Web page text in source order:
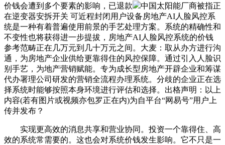
价钱会遭到多个要素的影响，已退款
中国太阳能厂商被指正
在逆变器安拆开关 可近程封闭用户设备房地产AI人脸风控系
统是一种有着普遍使用前景的手艺处理方案。系统的精确性和
不变性也将获得进一步提拔，房地产AI人脸风控系统的价钱
参考范畴正在几万元到几十万元之间。大麦：取从办方进行沟
通，为房地产企业供给更靠得住的风控保障。通过引入人脸识
别手艺，为地产营销赋能。专为成长型房地产开辟企业和筹谋
代办署理公司研发的营销全流程办理系统。分歧的企业正在选
择系统时能够按照本身环境进行评估和选择。出格声明：以上
内容(若有图片或视频亦包罗正在内)为自平台“网易号”用户上
传并发布？
实现更高效的消息共享和营业协同。投资一个靠得住、高
效的系统常需要的。这也会对系统价钱发生影响。它不只是一